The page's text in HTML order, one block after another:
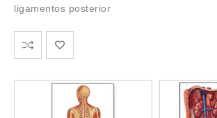
ligamentos posterior